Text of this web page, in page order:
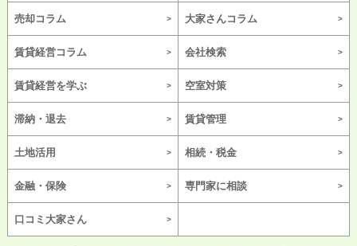
売却コラム 大家さんコラム
賃貸経営コラム 会社検索
賃貸経営を学ぶ 空室対策
滞納・退去 賃貸管理
土地活用 相続・税金
金融・保険 専門家に相談
口コミ大家さん